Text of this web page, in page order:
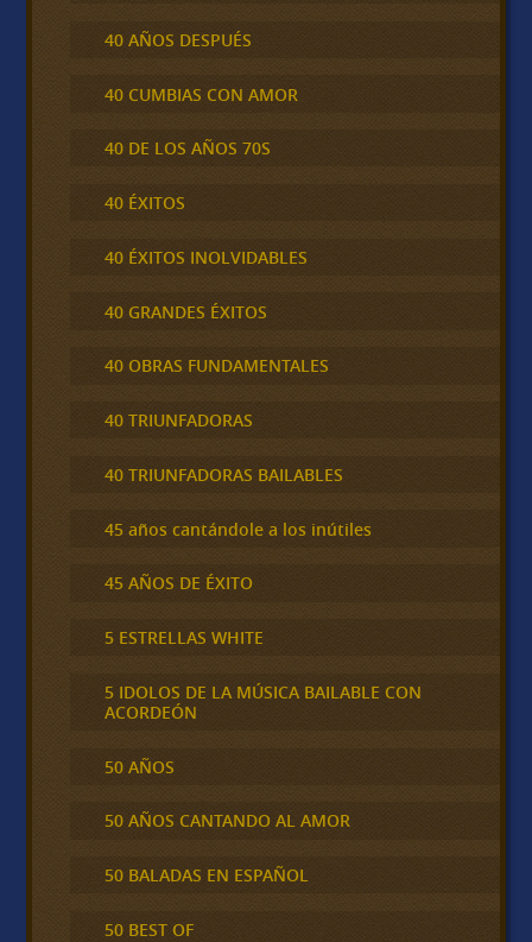
40 AÑOS DESPUÉS
40 CUMBIAS CON AMOR
40 DE LOS AÑOS 70S
40 ÉXITOS
40 ÉXITOS INOLVIDABLES
40 GRANDES ÉXITOS
40 OBRAS FUNDAMENTALES
40 TRIUNFADORAS
40 TRIUNFADORAS BAILABLES
45 años cantándole a los inútiles
45 AÑOS DE ÉXITO
5 ESTRELLAS WHITE
5 IDOLOS DE LA MÚSICA BAILABLE CON
ACORDEÓN
50 AÑOS
50 AÑOS CANTANDO AL AMOR
50 BALADAS EN ESPAÑOL
50 BEST OF